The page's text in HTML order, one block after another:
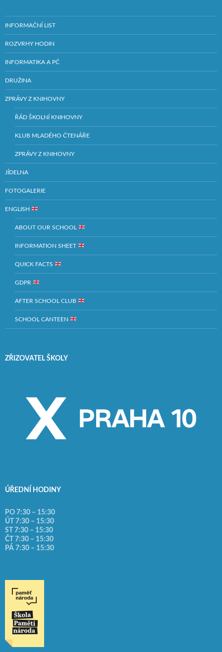
INFORMAČNÍ LIST
ROZVRHY HODIN
INFORMATIKA A PČ
DRUŽINA
ZPRÁVY Z KNIHOVNY
ŘÁD ŠKOLNÍ KNIHOVNY
KLUB MLADÉHO ČTENÁŘE
ZPRÁVY Z KNIHOVNY
JÍDELNA
FOTOGALERIE
ENGLISH
ABOUT OUR SCHOOL
INFORMATION SHEET
QUICK FACTS
GDPR
AFTER SCHOOL CLUB
SCHOOL CANTEEN
ZŘIZOVATEL ŠKOLY
ÚŘEDNÍ HODINY
PO 7:30 – 15:30
ÚT 7:30 – 15:30
ST 7:30 – 15:30
ČT 7:30 – 15:30
PÁ 7:30 – 15:30